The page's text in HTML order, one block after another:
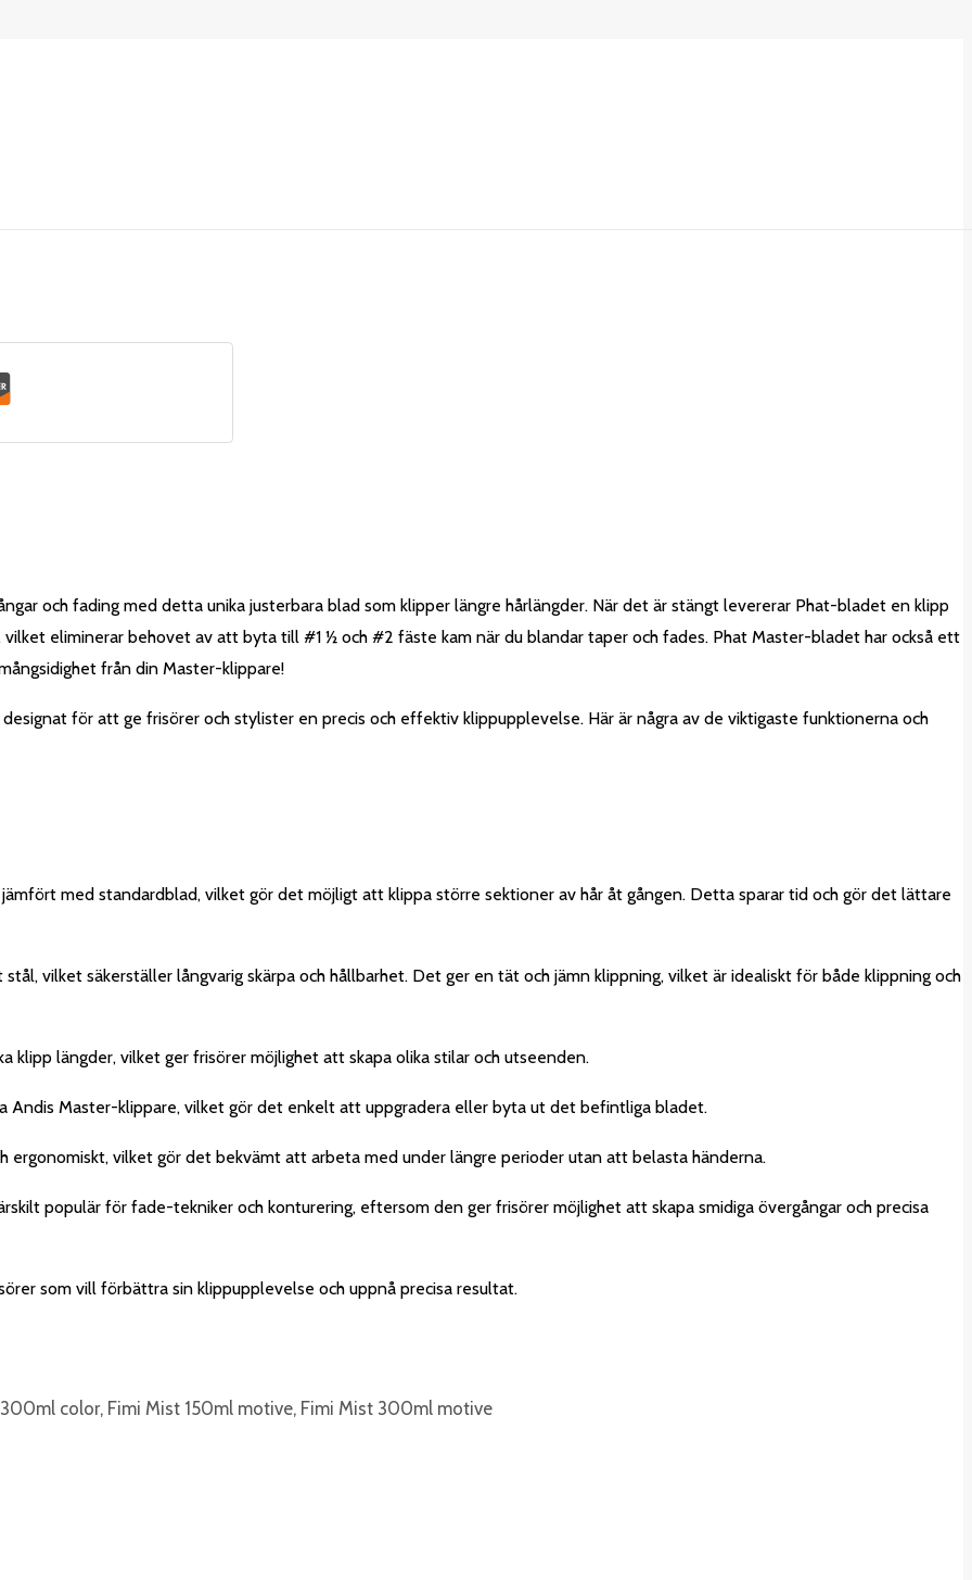
och fading med detta unika justerbara blad som klipper längre hårlängder. När det är stängt levererar Phat-bladet en klipp
vilket eliminerar behovet av att byta till #1 ½ och #2 fäste kam när du blandar taper och fades. Phat Master-bladet har också ett
från din Master-klippare!
för att ge frisörer och stylister en precis och effektiv klippupplevelse. Här är några av de viktigaste funktionerna och
med standardblad, vilket gör det möjligt att klippa större sektioner av hår åt gången. Detta sparar tid och gör det lättare
vilket säkerställer långvarig skärpa och hållbarhet. Det ger en tät och jämn klippning, vilket är idealiskt för både klippning och
klipp längder, vilket ger frisörer möjlighet att skapa olika stilar och utseenden.
Andis Master-klippare, vilket gör det enkelt att uppgradera eller byta ut det befintliga bladet.
ergonomiskt, vilket gör det bekvämt att arbeta med under längre perioder utan att belasta händerna.
populär för fade-tekniker och konturering, eftersom den ger frisörer möjlighet att skapa smidiga övergångar och precisa
som vill förbättra sin klippupplevelse och uppnå precisa resultat.
300ml color, Fimi Mist 150ml motive, Fimi Mist 300ml motive